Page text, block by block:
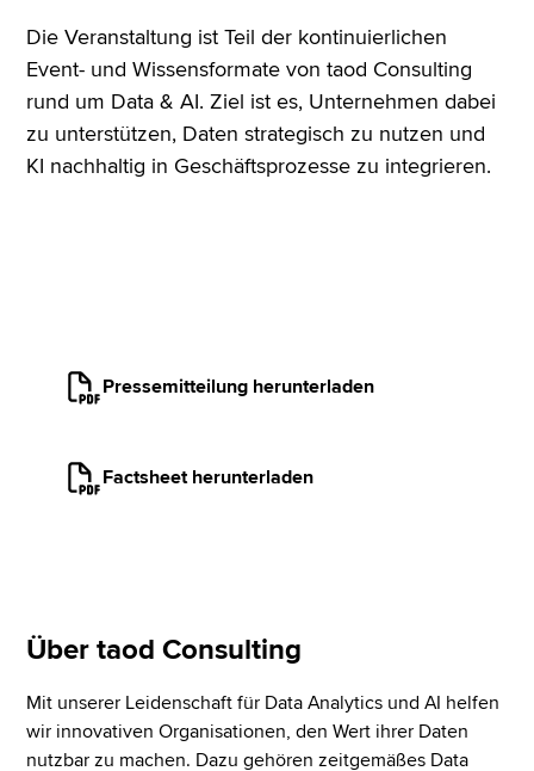
Die Veranstaltung ist Teil der kontinuierlichen
Event- und Wissensformate von taod Consulting
rund um Data & AI. Ziel ist es, Unternehmen dabei
zu unterstützen, Daten strategisch zu nutzen und
KI nachhaltig in Geschäftsprozesse zu integrieren.
Pressemitteilung herunterladen
Factsheet herunterladen
Über taod Consulting
Mit unserer Leidenschaft für Data Analytics und AI helfen
wir innovativen Organisationen, den Wert ihrer Daten
nutzbar zu machen. Dazu gehören zeitgemäßes Data